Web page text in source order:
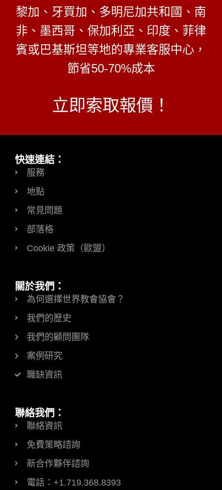
黎加、牙買加、多明尼加共和國、南
非、墨西哥、保加利亞、印度、菲律
賓或巴基斯坦等地的專業客服中心，
節省50-70%成本
立即索取報價！
快速連結：
服務
地點
常見問題
部落格
Cookie 政策（歐盟）
關於我們：
為何選擇世界教會協會？
我們的歷史
我們的顧問團隊
案例研究
職缺資訊
聯絡我們：
聯絡資訊
免費策略諮詢
新合作夥伴諮詢
電話：+1.719.368.8393